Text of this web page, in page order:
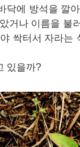
에 방석을 깔
거나 이름을
싹터서 자라
있을까?